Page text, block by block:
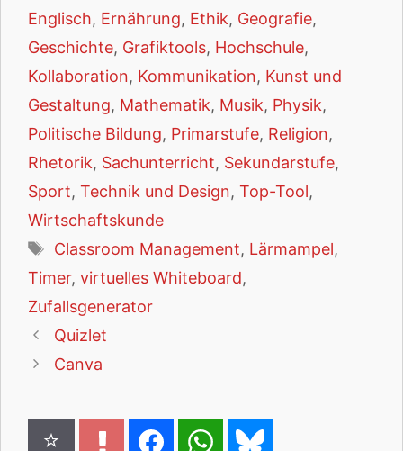
Englisch, Ernährung, Ethik, Geografie,
Geschichte, Grafiktools, Hochschule,
Kollaboration, Kommunikation, Kunst und
Gestaltung, Mathematik, Musik, Physik,
Politische Bildung, Primarstufe, Religion,
Rhetorik, Sachunterricht, Sekundarstufe,
Sport, Technik und Design, Top-Tool,
Wirtschaftskunde
Schlagwörter
Classroom Management, Lärmampel,
Timer, virtuelles Whiteboard,
Zufallsgenerator
Quizlet
Canva